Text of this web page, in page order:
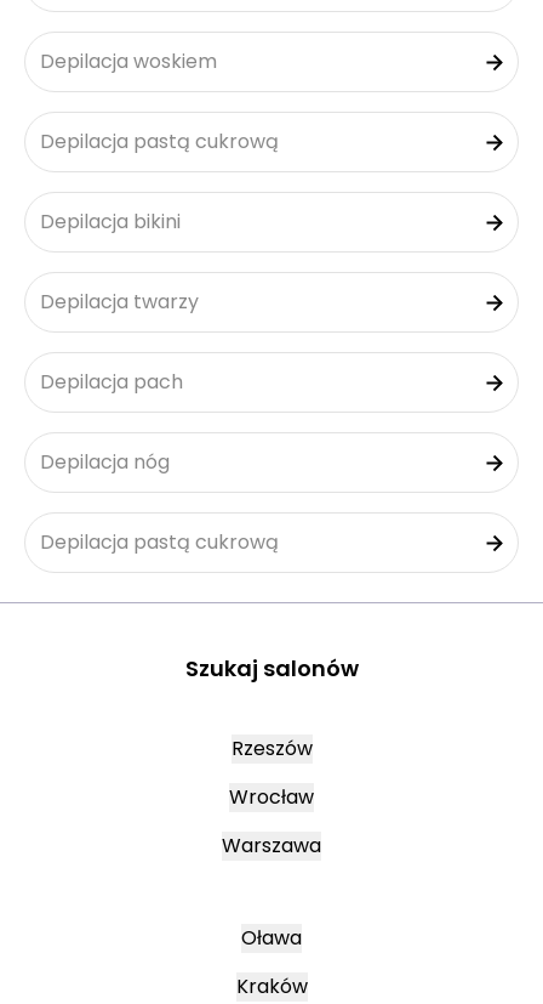
Depilacja woskiem
Depilacja pastą cukrową
Depilacja bikini
Depilacja twarzy
Depilacja pach
Depilacja nóg
Depilacja pastą cukrową
Szukaj salonów
Rzeszów
Wrocław
Warszawa
Oława
Kraków